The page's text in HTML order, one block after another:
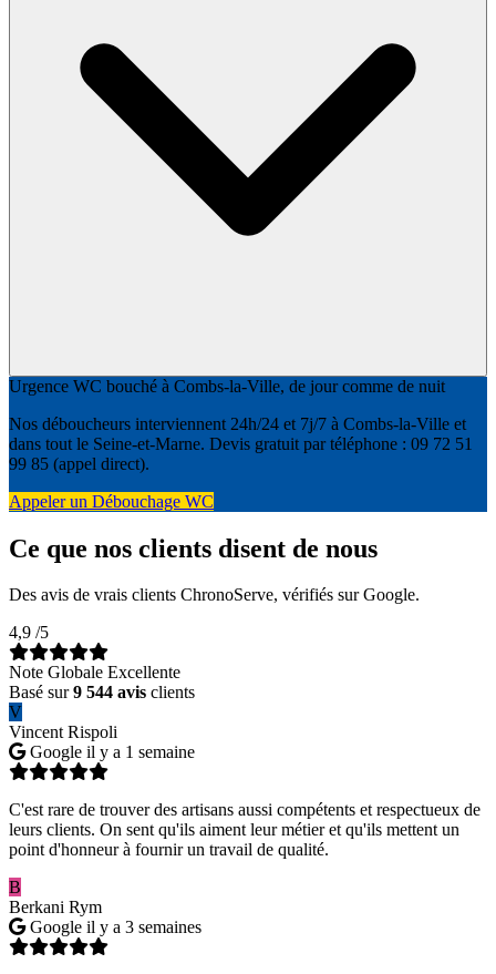
Urgence WC bouché à Combs-la-Ville, de jour comme de nuit
Nos déboucheurs interviennent 24h/24 et 7j/7 à Combs-la-Ville et
dans tout le Seine-et-Marne. Devis gratuit par téléphone : 09 72 51
99 85 (appel direct).
Appeler un Débouchage WC
Ce que nos clients disent de nous
Des avis de vrais clients ChronoServe, vérifiés sur Google.
4,9 /5
Note Globale Excellente
Basé sur9 544 avis clients
V
Vincent Rispoli
Google il y a 1 semaine
C'est rare de trouver des artisans aussi compétents et respectueux de
leurs clients. On sent qu'ils aiment leur métier et qu'ils mettent un
point d'honneur à fournir un travail de qualité.
B
Berkani Rym
Google il y a 3 semaines